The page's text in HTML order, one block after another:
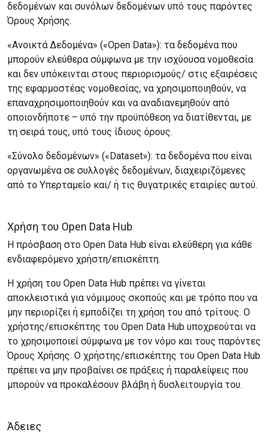
δεδομένων και συνόλων δεδομένων υπό τους παρόντες
Όρους Χρήσης.
«Ανοικτά Δεδομένα» («Open Data»): τα δεδομένα που
μπορούν ελεύθερα σύμφωνα με την ισχύουσα νομοθεσία
και δεν υπόκεινται στους περιορισμούς/ στις εξαιρέσεις
της εφαρμοστέας νομοθεσίας, να χρησιμοποιηθούν, να
επαναχρησιμοποιηθούν και να αναδιανεμηθούν από
οποιονδήποτε – υπό την προϋπόθεση να διατίθενται, με
τη σειρά τους, υπό τους ίδιους όρους.
«Σύνολο δεδομένων» («Dataset»): τα δεδομένα που είναι
οργανωμένα σε συλλογές δεδομένων, διαχειριζόμενες
από το Υπερταμείο και/ ή τις θυγατρικές εταιρίες αυτού.
Χρήση του Open Data Hub
Η πρόσβαση στο Open Data Hub είναι ελεύθερη για κάθε
ενδιαφερόμενο χρήστη/επισκέπτη.
Η χρήση του Open Data Hub πρέπει να γίνεται
αποκλειστικά για νόμιμους σκοπούς και με τρόπο που να
μην περιορίζει ή εμποδίζει τη χρήση του από τρίτους. Ο
χρήστης/επισκέπτης του Open Data Hub υποχρεούται να
το χρησιμοποιεί σύμφωνα με τον νόμο και τους παρόντες
Όρους Χρήσης. Ο χρήστης/επισκέπτης του Open Data Hub
πρέπει να μην προβαίνει σε πράξεις ή παραλείψεις που
μπορούν να προκαλέσουν βλάβη ή δυσλειτουργία του.
Άδειες